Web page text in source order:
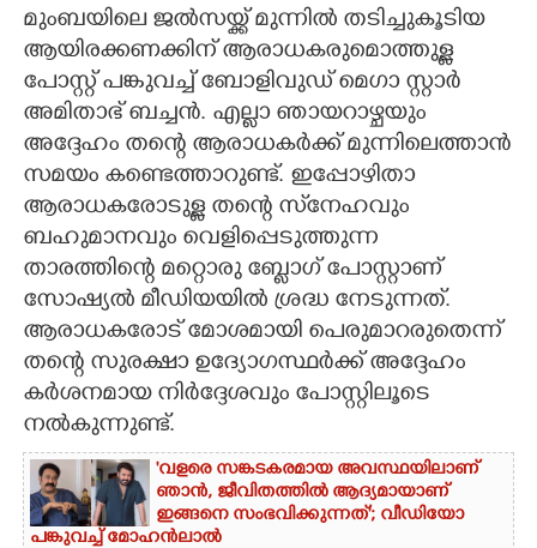
CARTOONS
LITERATURE
ZOOM
CONTACT US
മുംബയിലെ ജൽസയ്ക്ക് മുന്നിൽ തടിച്ചുകൂടിയ
ആയിരക്കണക്കിന് ആരാധകരുമൊത്തുള്ള
പോസ്റ്റ് പങ്കുവച്ച് ബോളിവുഡ് മെഗാ സ്റ്റാർ
അമിതാഭ് ബച്ചൻ. എല്ലാ ഞായറാഴ്ചയും
അദ്ദേഹം തന്റെ ആരാധകർക്ക് മുന്നിലെത്താൻ
സമയം കണ്ടെത്താറുണ്ട്. ഇപ്പോഴിതാ
ആരാധകരോടുള്ള തന്റെ സ്‌നേഹവും
ബഹുമാനവും വെളിപ്പെടുത്തുന്ന
താരത്തിന്റെ മറ്റൊരു ബ്ലോഗ് പോസ്റ്റാണ്
സോഷ്യൽ മീഡിയയിൽ ശ്രദ്ധ നേടുന്നത്.
ആരാധകരോട് മോശമായി പെരുമാറരുതെന്ന്
തന്റെ സുരക്ഷാ ഉദ്യോഗസ്ഥർക്ക് അദ്ദേഹം
കർശനമായ നിർദ്ദേശവും പോസ്റ്റിലൂടെ
നൽകുന്നുണ്ട്.
'വളരെ സങ്കടകരമായ അവസ്ഥയിലാണ്
ഞാൻ, ജീവിതത്തിൽ ആദ്യമായാണ്
ഇങ്ങനെ സംഭവിക്കുന്നത്'; വീഡിയോ
പങ്കുവച്ച് മോഹൻലാൽ